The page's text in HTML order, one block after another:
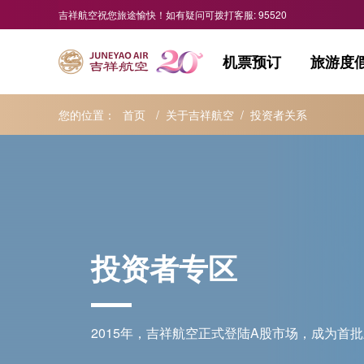
吉祥航空祝您旅途愉快！如有疑问可拨打客服: 95520
机票预订 旅游度
您的位置： 首页 / 关于吉祥航空 / 投资者关系
投资者专区
2015年，吉祥航空正式登陆A股市场，成为首